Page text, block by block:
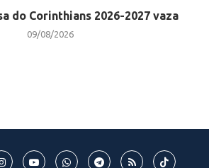
do Corinthians 2026-2027 vaza
09/08/2026